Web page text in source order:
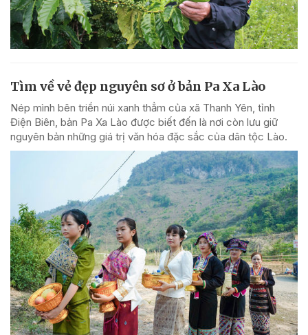
Tìm về vẻ đẹp nguyên sơ ở bản Pa Xa Lào
Nép mình bên triền núi xanh thẳm của xã Thanh Yên, tỉnh
Điện Biên, bản Pa Xa Lào được biết đến là nơi còn lưu giữ
nguyên bản những giá trị văn hóa đặc sắc của dân tộc Lào.